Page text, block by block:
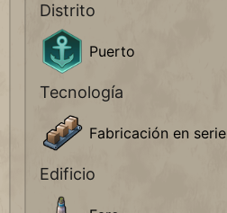
Distrito
Puerto
Tecnología
Fabricación en serie
Edificio